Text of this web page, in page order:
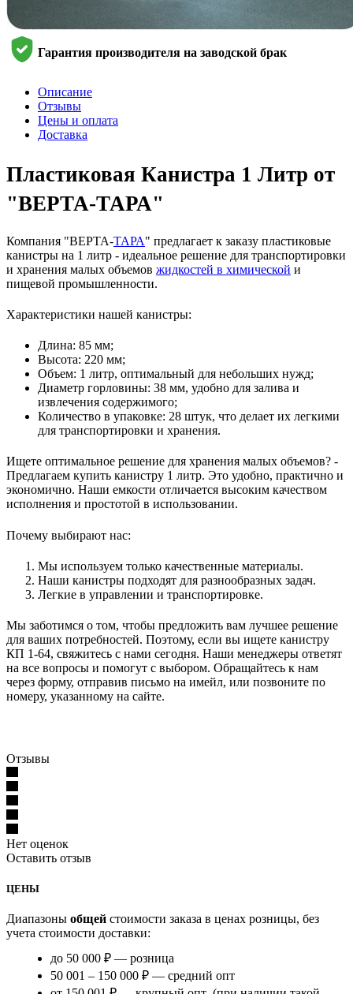
Гарантия производителя на заводской брак
Описание
Отзывы
Цены и оплата
Доставка
Пластиковая Канистра 1 Литр от
"ВЕРТА-ТАРА"
Компания "ВЕРТА-ТАРА" предлагает к заказу пластиковые
канистры на 1 литр - идеальное решение для транспортировки
и хранения малых объемов жидкостей в химической и
пищевой промышленности.
Характеристики нашей канистры:
Длина: 85 мм;
Высота: 220 мм;
Объем: 1 литр, оптимальный для небольших нужд;
Диаметр горловины: 38 мм, удобно для залива и
извлечения содержимого;
Количество в упаковке: 28 штук, что делает их легкими
для транспортировки и хранения.
Ищете оптимальное решение для хранения малых объемов? -
Предлагаем купить канистру 1 литр. Это удобно, практично и
экономично. Наши емкости отличается высоким качеством
исполнения и простотой в использовании.
Почему выбирают нас:
Мы используем только качественные материалы.
Наши канистры подходят для разнообразных задач.
Легкие в управлении и транспортировке.
Мы заботимся о том, чтобы предложить вам лучшее решение
для ваших потребностей. Поэтому, если вы ищете канистру
КП 1-64, свяжитесь с нами сегодня. Наши менеджеры ответят
на все вопросы и помогут с выбором. Обращайтесь к нам
через форму, отправив письмо на имейл, или позвоните по
номеру, указанному на сайте.
Отзывы
Нет оценок
Оставить отзыв
ЦЕНЫ
Диапазоны общей стоимости заказа в ценах розницы, без
учета стоимости доставки:
до 50 000 ₽ — розница
50 001 – 150 000 ₽ — средний опт